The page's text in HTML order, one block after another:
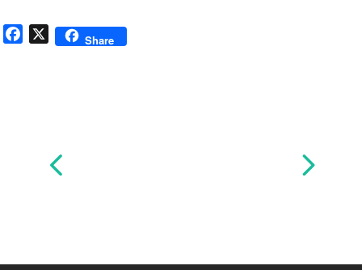
Facebook
X Share